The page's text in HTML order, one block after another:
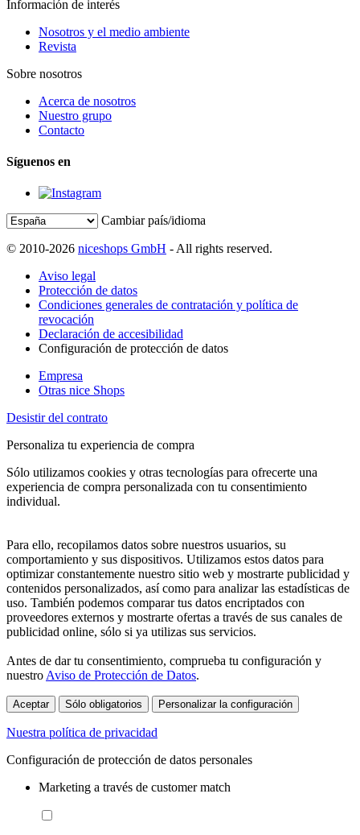
Información de interés
Nosotros y el medio ambiente
Revista
Sobre nosotros
Acerca de nosotros
Nuestro grupo
Contacto
Síguenos en
Cambiar país/idioma
© 2010-2026 niceshops GmbH - All rights reserved.
Aviso legal
Protección de datos
Condiciones generales de contratación y política de
revocación
Declaración de accesibilidad
Configuración de protección de datos
Empresa
Otras nice Shops
Desistir del contrato
Personaliza tu experiencia de compra
Sólo utilizamos cookies y otras tecnologías para ofrecerte una
experiencia de compra personalizada con tu consentimiento
individual.
Para ello, recopilamos datos sobre nuestros usuarios, su
comportamiento y sus dispositivos. Utilizamos estos datos para
optimizar constantemente nuestro sitio web y mostrarte publicidad y
contenidos personalizados, así como para analizar las estadísticas de
uso. También podemos comparar tus datos encriptados con
proveedores externos y mostrarte ofertas a través de sus canales de
publicidad online, sólo si ya utilizas sus servicios.
Antes de dar tu consentimiento, comprueba tu configuración y
nuestro Aviso de Protección de Datos.
Aceptar Sólo obligatorios Personalizar la configuración
Nuestra política de privacidad
Configuración de protección de datos personales
Marketing a través de customer match